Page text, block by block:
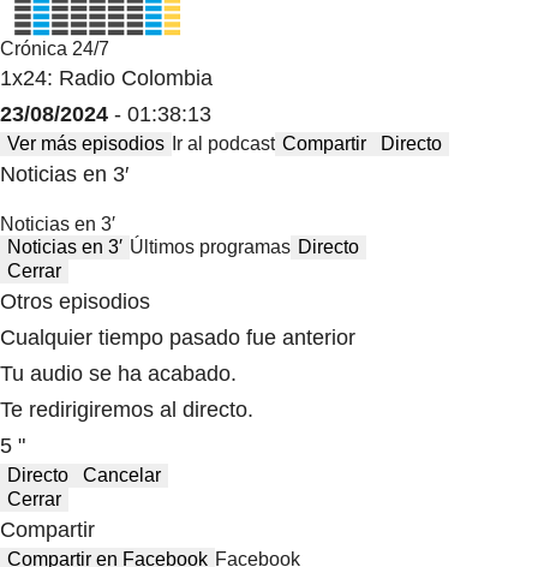
Crónica 24/7
1x24: Radio Colombia
23/08/2024 - 01:38:13
Ver más episodios Ir al podcast Compartir Directo
Noticias en 3′
Noticias en 3′
Noticias en 3′ Últimos programas Directo
Cerrar
Otros episodios
Cualquier tiempo pasado fue anterior
Tu audio se ha acabado.
Te redirigiremos al directo.
5 "
Directo
Cancelar
Cerrar
Compartir
Compartir en Facebook Facebook